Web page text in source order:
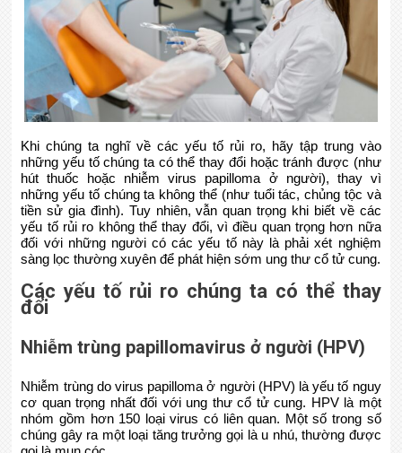
Khi chúng ta nghĩ về các yếu tố rủi ro, hãy tập trung vào
những yếu tố chúng ta có thể thay đổi hoặc tránh được (như
hút thuốc hoặc nhiễm virus papilloma ở người), thay vì
những yếu tố chúng ta không thể (như tuổi tác, chủng tộc và
tiền sử gia đình). Tuy nhiên, vẫn quan trọng khi biết về các
yếu tố rủi ro không thể thay đổi, vì điều quan trọng hơn nữa
đối với những người có các yếu tố này là phải xét nghiệm
sàng lọc thường xuyên để phát hiện sớm ung thư cổ tử cung.
Các yếu tố rủi ro chúng ta có thể thay
đổi
Nhiễm trùng papillomavirus ở người (HPV)
Nhiễm trùng do virus papilloma ở người (HPV) là yếu tố nguy
cơ quan trọng nhất đối với ung thư cổ tử cung. HPV là một
nhóm gồm hơn 150 loại virus có liên quan. Một số trong số
chúng gây ra một loại tăng trưởng gọi là u nhú, thường được